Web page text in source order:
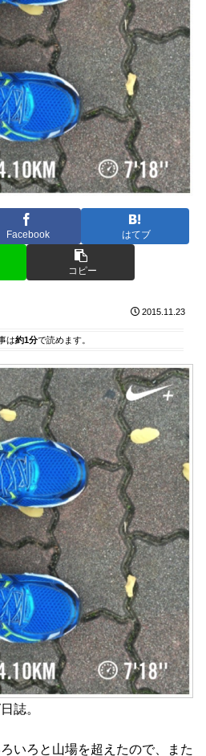
Facebook はてブ
コピー
2015.11.23
は約1分で読めます。
誌。
いろと山場を超えたので、また